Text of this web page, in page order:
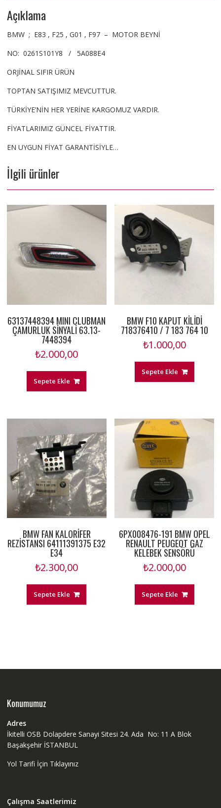
Açıklama
BMW ; E83 , F25 , G01 , F97 – MOTOR BEYNİ
NO: 0261S101Y8 / 5A088E4
ORJİNAL SIFIR ÜRÜN
TOPTAN SATIŞIMIZ MEVCUTTUR.
TÜRKİYE’NİN HER YERİNE KARGOMUZ VARDIR.
FİYATLARIMIZ GÜNCEL FİYATTIR.
EN UYGUN FİYAT GARANTİSİYLE…
İlgili ürünler
63137448394 MINI CLUBMAN
ÇAMURLUK SİNYALİ 63.13-
7448394
₺2.000,00
Sepete Ekle
BMW F10 KAPUT KİLİDİ
718376410 / 7 183 764 10
₺1.000,00
Sepete Ekle
BMW FAN KALORİFER
REZİSTANSI 64111391375 E32
E34
₺2.300,00
Sepete Ekle
6PX008476-191 BMW OPEL
RENAULT PEUGEOT GAZ
KELEBEK SENSÖRÜ
₺2.000,00
Sepete Ekle
Konumumuz
Adres
İkitelli OSB Dolapdere Sanayi Sitesi 24. Ada No: 11 A Blok
Başakşehir İSTANBUL
Yol Tarifi İçin Tıklayınız
Çalışma Saatlerimiz